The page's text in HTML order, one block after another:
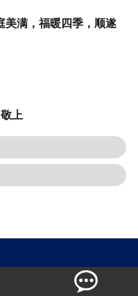
美满，福暖四季，顺遂
上

民共和国广告法》，尽力规范用
系我们，将立即更正；相关内容
依据。